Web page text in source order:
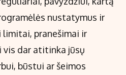
nustatymus ir
pranešimai ir
dar atitinka jūsų
būstui ar šeimos